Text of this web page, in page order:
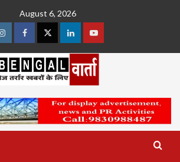
August 6, 2026
InstagramFacebookTwitterLinkedinYoutube